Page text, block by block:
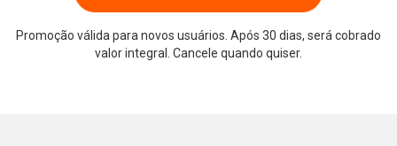
Promoção válida para novos usuários. Após 30 dias, será cobrado
valor integral. Cancele quando quiser.